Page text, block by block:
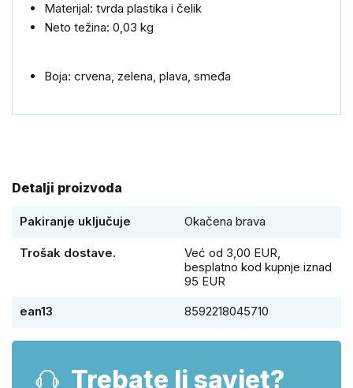
Materijal: tvrda plastika i čelik
Neto težina: 0,03 kg
Boja: crvena, zelena, plava, smeđa
Detalji proizvoda
Pakiranje uključuje Okačena brava
Trošak dostave.
Već od 3,00 EUR,
besplatno kod kupnje iznad
95 EUR
ean13
8592218045710
Trebate li savjet?